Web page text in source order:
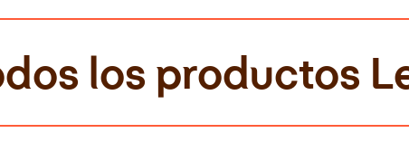
los productos